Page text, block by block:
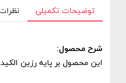
توضیحات تکمیلی نظرات
شرح محصول:
این محصول بر پایه رزین